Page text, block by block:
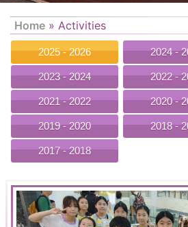
Home » Activities
2025 - 2026 2024 -
2023 - 2024 2022 -
2021 - 2022 2020 -
2019 - 2020 2018 -
2017 - 2018